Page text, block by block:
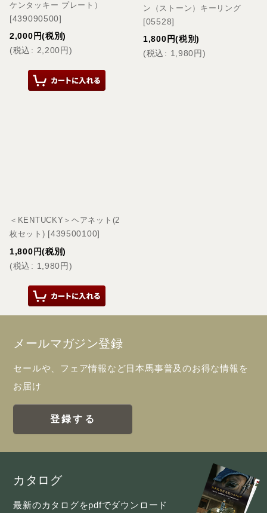
ケンタッキー プレート）
[439090500]
2,000 円(税別)
(税込 : 2,200円)
ン（ストーン）キーリング
[05528]
1,800 円(税別)
(税込 : 1,980円)
＜KENTUCKY＞ヘアネット(2
枚セット) [439500100]
1,800 円(税別)
(税込 : 1,980円)
メールマガジン登録
セールや、フェア情報など日本馬事普及のお得な情報を
お届け
登録する
カタログ
最新のカタログをpdfでダウンロード